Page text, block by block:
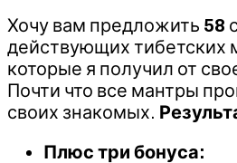
Хочу вам предложить 58
действующих тибетских
которые я получил от
Почти что все мантры
своих знакомых.
Плюс три бонуса: